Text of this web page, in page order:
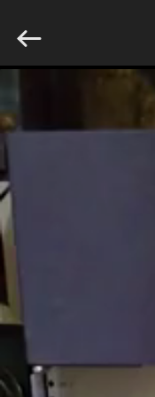
পণ্য
আমাদের
সম্পর্কে
কারখানা
ভ্রমণ
মান
Rights